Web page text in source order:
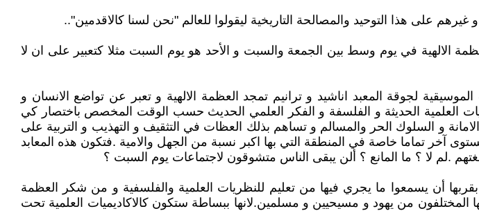
على هذا التوحيد والمصالحة التاريخية ليقولوا للعالم "نحن لسنا كالاقدمين"..
الالهية في يوم وسط بين الجمعة والسبت و الأحد هو يوم السبت مثلا كتعبير على ان لا
لجوقة المعبد اناشيد و ترانيم تمجد العظمة الالهية و تعبر عن تواضع الانسان و
العلمية الحديثة و الفلسفة و الفكر العلمي الحديث حسب الوقت المخصص باختصار كي
و السلوك الحر والمسالم و تساهم بذلك العظات في التثقيف و التهذيب و التربية على
آخر تماما خاصة في المنطقة التي بها اكبر نسبة من الجهل والامية .فتكون هذه المعابد
.لم لا ؟ ما المانع ؟ ألن يبقى الناس متشوقون لاجتماعات يوم السبت ؟
أن يسمعوا ما يجري فيها من تعليم للنظريات العلمية والفلسفية و من شكر العظمة
المختلفون من يهود و مسيحيين و مسلمين.لانها ببساطة ستكون كالاكاديميات العلمية تحت